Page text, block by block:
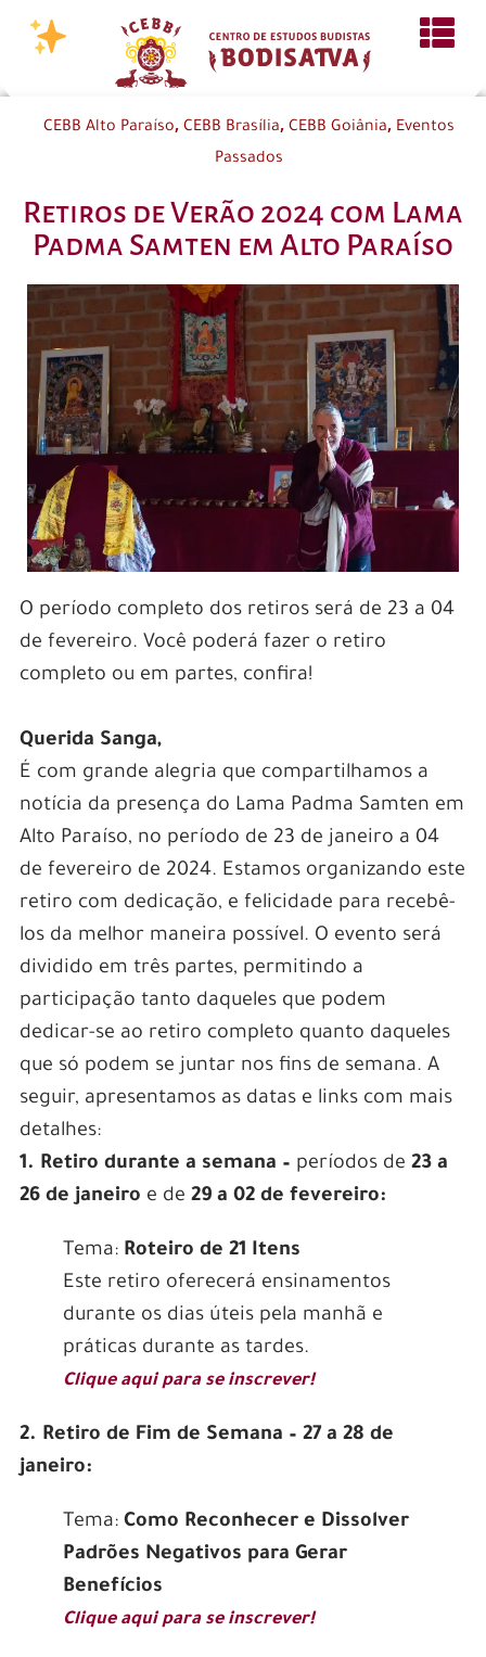
CEBB Alto Paraíso, CEBB Brasília, CEBB Goiânia, Eventos
Passados
Retiros de Verão 2024 com Lama
Padma Samten em Alto Paraíso
O período completo dos retiros será de 23 a 04
de fevereiro. Você poderá fazer o retiro
completo ou em partes, confira!
Querida Sanga,
É com grande alegria que compartilhamos a
notícia da presença do Lama Padma Samten em
Alto Paraíso, no período de 23 de janeiro a 04
de fevereiro de 2024. Estamos organizando este
retiro com dedicação, e felicidade para recebê-
los da melhor maneira possível. O evento será
dividido em três partes, permitindo a
participação tanto daqueles que podem
dedicar-se ao retiro completo quanto daqueles
que só podem se juntar nos fins de semana. A
seguir, apresentamos as datas e links com mais
detalhes:
1. Retiro durante a semana – períodos de 23 a
26 de janeiro e de 29 a 02 de fevereiro:
Tema: Roteiro de 21 Itens
Este retiro oferecerá ensinamentos
durante os dias úteis pela manhã e
práticas durante as tardes.
Clique aqui para se inscrever!
2. Retiro de Fim de Semana – 27 a 28 de
janeiro:
Tema: Como Reconhecer e Dissolver
Padrões Negativos para Gerar
Benefícios
Clique aqui para se inscrever!